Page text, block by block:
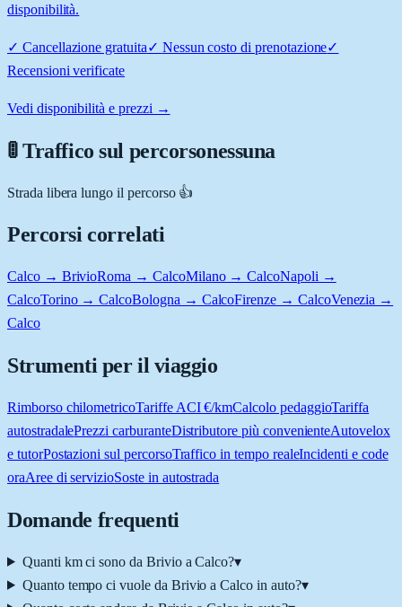
disponibilità.
✓ Cancellazione gratuita✓ Nessun costo di prenotazione✓
Recensioni verificate
Vedi disponibilità e prezzi →
🚦 Traffico sul percorsonessuna
Strada libera lungo il percorso 👍
Percorsi correlati
Calco → BrivioRoma → CalcoMilano → CalcoNapoli →
CalcoTorino → CalcoBologna → CalcoFirenze → CalcoVenezia →
Calco
Strumenti per il viaggio
Rimborso chilometricoTariffe ACI €/kmCalcolo pedaggioTariffa
autostradalePrezzi carburanteDistributore più convenienteAutovelox
e tutorPostazioni sul percorsoTraffico in tempo realeIncidenti e code
oraAree di servizioSoste in autostrada
Domande frequenti
Quanti km ci sono da Brivio a Calco?▾
Quanto tempo ci vuole da Brivio a Calco in auto?▾